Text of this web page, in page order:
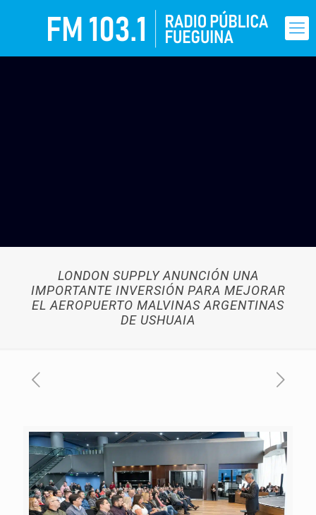
LONDON SUPPLY ANUNCIÓN UNA
IMPORTANTE INVERSIÓN PARA MEJORAR
EL AEROPUERTO MALVINAS ARGENTINAS
DE USHUAIA